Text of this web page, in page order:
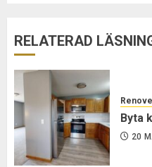
RELATERAD
Byta
20